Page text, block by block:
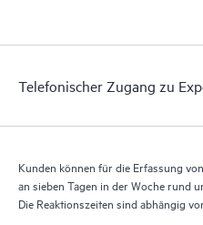
Supportverträgen liefert, die
Verwaltung ihrer Assets. Sie
interagieren. Mit neuen Self-
selbst ausführen und ein
zusammengestellten
Telefonischer Zugang zu
Kunden können für die Erfassung
an sieben Tagen in der Woche rund
Die Reaktionszeiten sind abhängig